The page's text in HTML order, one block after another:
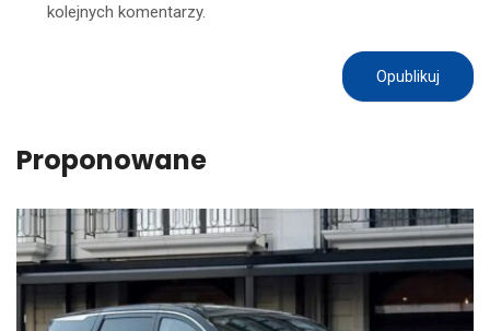
kolejnych komentarzy.
Proponowane